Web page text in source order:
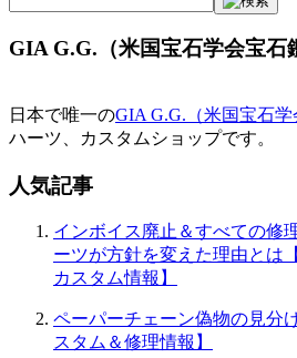
ー
シ
ョ
ン
GIA G.G.（米国宝石学会宝石
日本で唯一のGIA G.G.（米国宝石学
ハーツ、カスタムショップです。
人気記事
インボイス廃止＆すべての修
ーツが方針を変えた理由とは
カスタム情報】
ペーパーチェーン偽物の見分
スタム＆修理情報】